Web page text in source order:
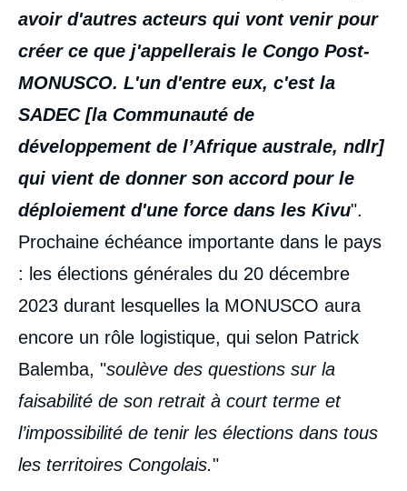
avoir d'autres acteurs qui vont venir pour
créer ce que j'appellerais le Congo Post-
MONUSCO. L'un d'entre eux, c'est la
SADEC [la Communauté de
développement de l’Afrique australe, ndlr]
qui vient de donner son accord pour le
déploiement d'une force dans les Kivu".
Prochaine échéance importante dans le pays
: les élections générales du 20 décembre
2023 durant lesquelles la MONUSCO aura
encore un rôle logistique, qui selon Patrick
Balemba, "soulève des questions sur la
faisabilité de son retrait à court terme et
l’impossibilité de tenir les élections dans tous
les territoires Congolais."